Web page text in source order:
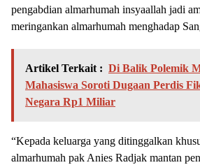
pengabdian almarhumah insyaallah jadi
meringankan almarhumah menghadap
Artikel Terkait : Di Balik Polemik
Mahasiswa Soroti Dugaan Perdis
Negara Rp1 Miliar
“Kepada keluarga yang ditinggalkan
almarhumah pak Anies Radjak mantan